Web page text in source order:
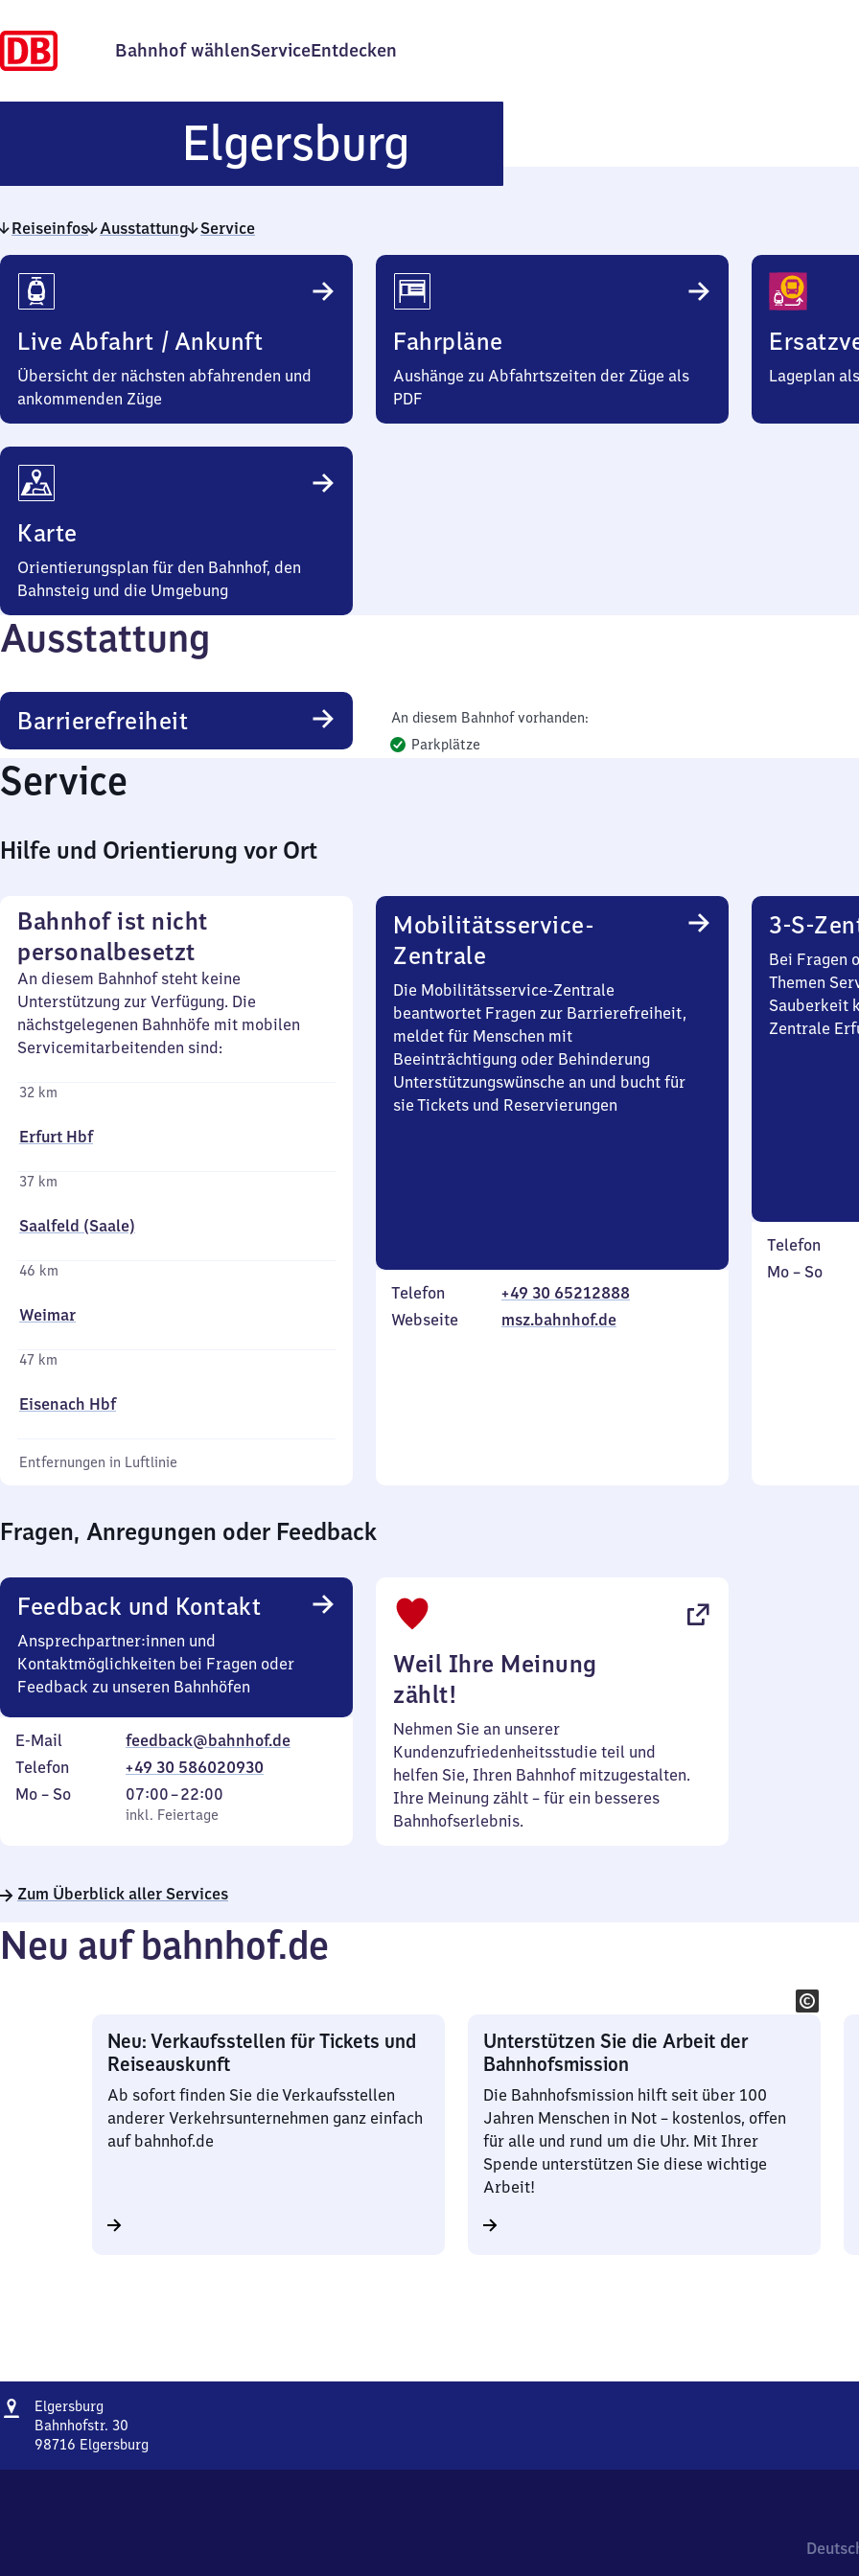
Bahnhof wählenServiceEntdecken
Elgersburg
Reiseinfos Ausstattung Service
Reiseinfos
Live Abfahrt / Ankunft
Übersicht der nächsten abfahrenden und
ankommenden Züge
Fahrpläne
Aushänge zu Abfahrtszeiten der Züge als
PDF
Lageplan
Karte
Orientierungsplan für den Bahnhof, den
Bahnsteig und die Umgebung
Ausstattung
Barrierefreiheit
An diesem Bahnhof vorhanden:
Parkplätze
Service
Hilfe und Orientierung vor Ort
Bahnhof ist nicht
personalbesetzt
An diesem Bahnhof steht keine
Unterstützung zur Verfügung. Die
nächstgelegenen Bahnhöfe mit mobilen
Servicemitarbeitenden sind:
32 km
Erfurt Hbf
37 km
Saalfeld (Saale)
46 km
Weimar
47 km
Eisenach Hbf
Entfernungen in Luftlinie
Mobilitätsservice-
Zentrale
Die Mobilitätsservice-Zentrale
beantwortet Fragen zur Barrierefreiheit,
meldet für Menschen mit
Beeinträchtigung oder Behinderung
Unterstützungswünsche an und bucht für
sie Tickets und Reservierungen
Telefon
+49 30 65212888
Webseite
msz.bahnhof.de
3-S-
Bei Fragen
Themen
Sauberkeit
Zentrale
Telefon
Montag
Mo – So,
Fragen, Anregungen oder Feedback
Feedback und Kontakt
Ansprechpartner:innen und
Kontaktmöglichkeiten bei Fragen oder
Feedback zu unseren Bahnhöfen
E-Mail
feedback@bahnhof.de
Telefon
+49 30 586020930
Montag
Mo – So,
inkl. Feiertage
07:00–22:00
Von
7
22
inkl. Feiertage
Weil Ihre Meinung
zählt!
Nehmen Sie an unserer
Kundenzufriedenheitsstudie teil und
helfen Sie, Ihren Bahnhof mitzugestalten.
Ihre Meinung zählt – für ein besseres
Bahnhofserlebnis.
Zum Überblick aller Services
Neu auf bahnhof.de
Neu: Verkaufsstellen für Tickets und
Reiseauskunft
Ab sofort finden Sie die Verkaufsstellen
anderer Verkehrsunternehmen ganz einfach
auf bahnhof.de
Unterstützen Sie die Arbeit der
Bahnhofsmission
Die Bahnhofsmission hilft seit über 100
Jahren Menschen in Not – kostenlos, offen
für alle und rund um die Uhr. Mit Ihrer
Spende unterstützen Sie diese wichtige
Arbeit!
Adresse
Elgersburg
Bahnhofstr. 30
98716 Elgersburg